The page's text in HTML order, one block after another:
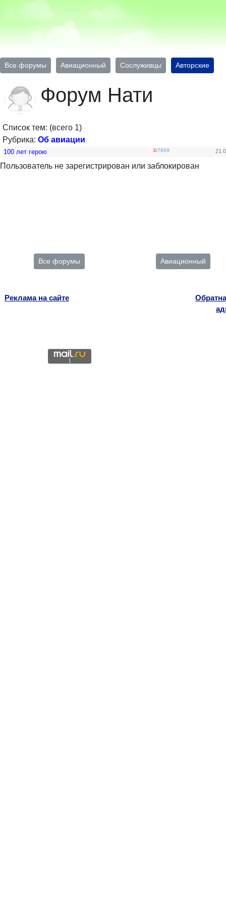
Все форумы Авиационный Сослуживцы Авторские
Форум Нати
Список тем: (всего 1)
Рубрика: Об авиации
100 лет герою 3/7909
Пользователь не зарегистрирован или заблокирован
Все форумы Авиационный
Реклама на сайте